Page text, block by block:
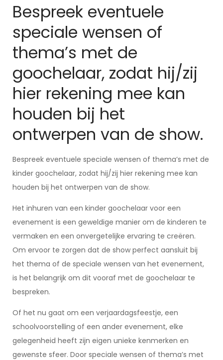
Bespreek eventuele
speciale wensen of
thema’s met de
goochelaar, zodat hij/zij
hier rekening mee kan
houden bij het
ontwerpen van de show.
Bespreek eventuele speciale wensen of thema’s met de
kinder goochelaar, zodat hij/zij hier rekening mee kan
houden bij het ontwerpen van de show.
Het inhuren van een kinder goochelaar voor een
evenement is een geweldige manier om de kinderen te
vermaken en een onvergetelijke ervaring te creëren.
Om ervoor te zorgen dat de show perfect aansluit bij
het thema of de speciale wensen van het evenement,
is het belangrijk om dit vooraf met de goochelaar te
bespreken.
Of het nu gaat om een verjaardagsfeestje, een
schoolvoorstelling of een ander evenement, elke
gelegenheid heeft zijn eigen unieke kenmerken en
gewenste sfeer. Door speciale wensen of thema’s met